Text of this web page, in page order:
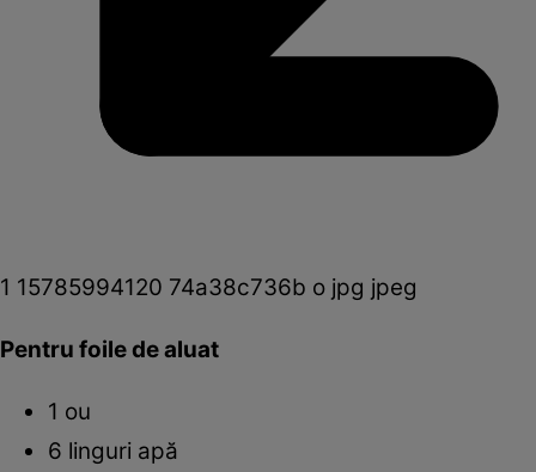
1 15785994120 74a38c736b o jpg jpeg
Pentru foile de aluat
1 ou
6 linguri apă